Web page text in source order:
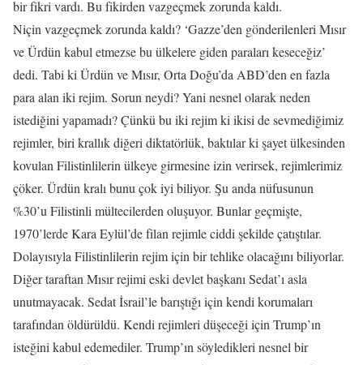
bir fikri vardı. Bu fikirden vazgeçmek zorunda kaldı.
Niçin vazgeçmek zorunda kaldı? ‘Gazze’den gönderilenleri Mısır
ve Ürdün kabul etmezse bu ülkelere giden paraları keseceğiz’
dedi. Tabi ki Ürdün ve Mısır, Orta Doğu’da ABD’den en fazla
para alan iki rejim. Sorun neydi? Yani nesnel olarak neden
istediğini yapamadı? Çünkü bu iki rejim ki ikisi de sevmediğimiz
rejimler, biri krallık diğeri diktatörlük, baktılar ki şayet ülkesinden
kovulan Filistinlilerin ülkeye girmesine izin verirsek, rejimlerimiz
çöker. Ürdün kralı bunu çok iyi biliyor. Şu anda nüfusunun
%30’u Filistinli mültecilerden oluşuyor. Bunlar geçmişte,
1970’lerde Kara Eylül’de filan rejimle ciddi şekilde çatıştılar.
Dolayısıyla Filistinlilerin rejim için bir tehlike olacağını biliyorlar.
Diğer taraftan Mısır rejimi eski devlet başkanı Sedat’ı asla
unutmayacak. Sedat İsrail’le barıştığı için kendi korumaları
tarafından öldürüldü. Kendi rejimleri düşeceği için Trump’ın
isteğini kabul edemediler. Trump’ın söyledikleri nesnel bir